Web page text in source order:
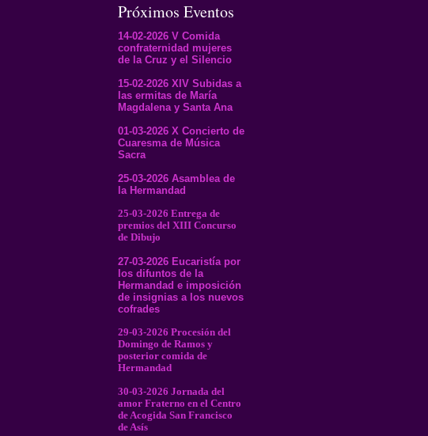
Próximos Eventos
14-02-2026 V Comida
confraternidad mujeres
de la Cruz y el Silencio
15-02-2026 XIV Subidas a
las ermitas de María
Magdalena y Santa Ana
01-03-2026 X Concierto de
Cuaresma de Música
Sacra
25-03-2026 Asamblea de
la Hermandad
25-03-2026 Entrega de
premios del XIII Concurso
de Dibujo
27-03-2026 Eucaristía por
los difuntos de la
Hermandad e imposición
de insignias a los nuevos
cofrades
29-03-2026 Procesión del
Domingo de Ramos y
posterior comida de
Hermandad
30-03-2026 Jornada del
amor Fraterno en el Centro
de Acogida San Francisco
de Asís